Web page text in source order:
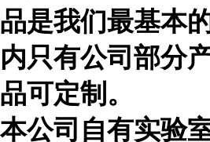
品是我们最基本
内只有公司部分
品可定制。
本公司自有实验